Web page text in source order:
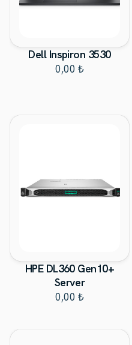
Dell Inspiron 3530
0,00 ₺
HPE DL360 Gen10+
Server
0,00 ₺